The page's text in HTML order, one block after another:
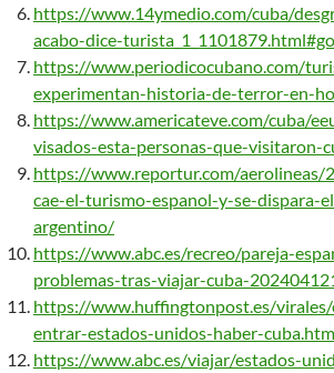
https://www.14ymedio.com/cuba/
acabo-dice-
https://www.periodicocubano.com/
experimentan-historia-de-terror-en-
https://www.americateve.com/cuba/
visados-esta-personas-que-visitaron-
https://www.reportur.com/aerolineas/
cae-el-turismo-espanol-y-se-dispara-
argentino/
https://www.abc.es/recreo/pareja-
problemas-tras-viajar-cuba-
https://www.huffingtonpost.es/
entrar-estados-unidos-haber-
https://www.abc.es/viajar/estados-